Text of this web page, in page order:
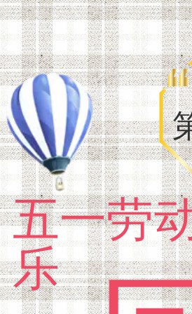
五一劳
乐